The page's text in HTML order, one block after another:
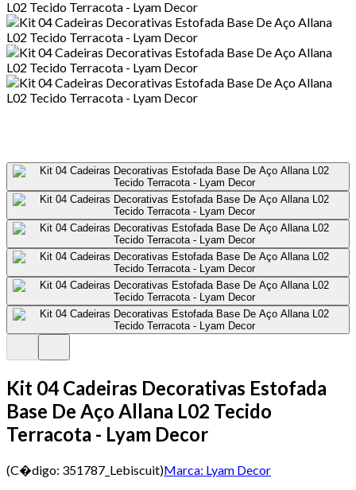
Kit 04 Cadeiras Decorativas Estofada
Base De Aço Allana L02 Tecido
Terracota - Lyam Decor
(C�digo: 351787_Lebiscuit)Marca: Lyam Decor